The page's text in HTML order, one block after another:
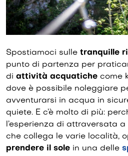
Spostiamoci sulle tranquille
punto di partenza per
di attività acquatiche come
dove è possibile noleggiare
avventurarsi in acqua in
quiete. E c’è molto di più:
l’esperienza di attraversata
che collega le varie località,
prendere il sole in una delle